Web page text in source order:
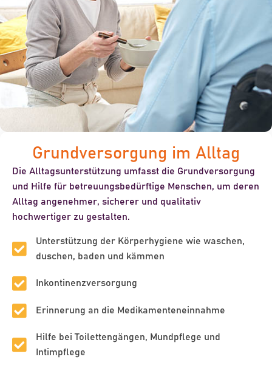
Grundversorgung im Alltag
Die Alltagsunterstützung umfasst die Grundversorgung
und Hilfe für betreuungsbedürftige Menschen, um deren
Alltag angenehmer, sicherer und qualitativ
hochwertiger zu gestalten.
Unterstützung der Körperhygiene wie waschen,
duschen, baden und kämmen
Inkontinenzversorgung
Erinnerung an die Medikamenteneinnahme
Hilfe bei Toilettengängen, Mundpflege und
Intimpflege